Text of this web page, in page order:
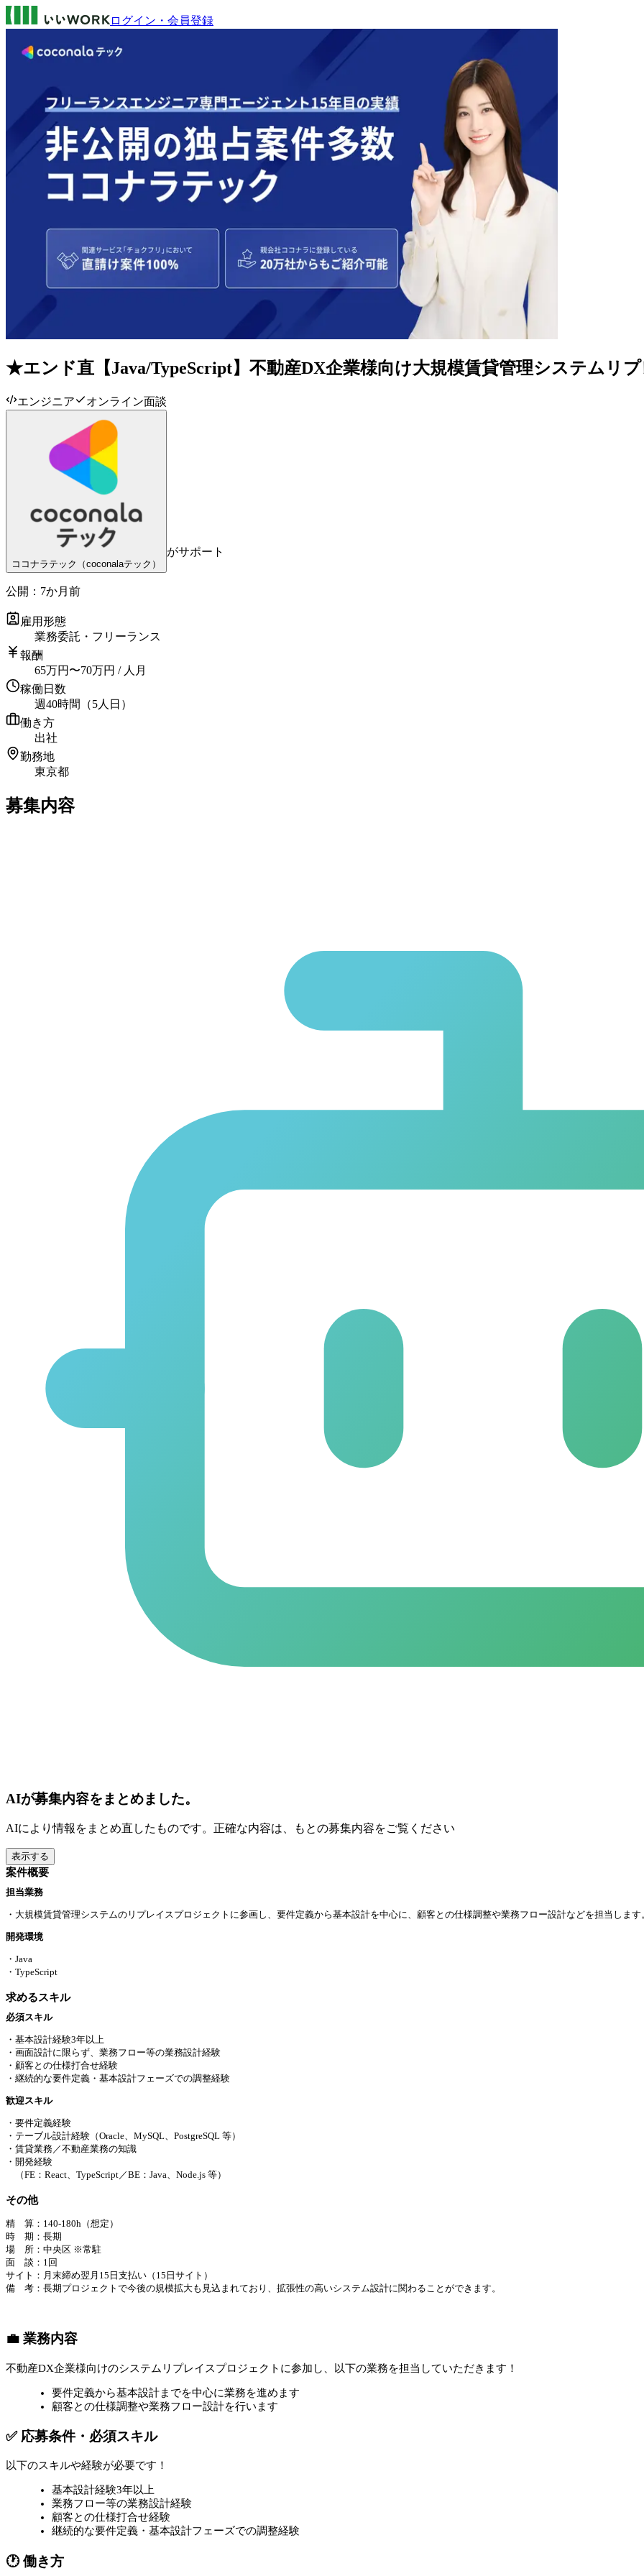
ログイン・会員登録
★エンド直【Java/TypeScript】不動産DX企業様向け大規模賃貸管理システムリ
エンジニア オンライン面談
ココナラテック（coconalaテック）
がサポート
公開： 7か月前
雇用形態
業務委託・フリーランス
報酬
65万円 〜70万円 / 人月
稼働日数
週40時間（5人日）
働き方
出社
勤務地
東京都
募集内容
AIが募集内容をまとめました。
AIにより情報をまとめ直したものです。正確な内容は、もとの募集内容をご覧ください
表示する
案件概要
担当業務
・大規模賃貸管理システムのリプレイスプロジェクトに参画し、要件定義から基本設計を中心に、顧客との仕様調整や業務フロー設計などを担当します
開発環境
・Java
・TypeScript
求めるスキル
必須スキル
・基本設計経験3年以上
・画面設計に限らず、業務フロー等の業務設計経験
・顧客との仕様打合せ経験
・継続的な要件定義・基本設計フェーズでの調整経験
歓迎スキル
・要件定義経験
・テーブル設計経験（Oracle、MySQL、PostgreSQL 等）
・賃貸業務／不動産業務の知識
・開発経験
（FE：React、TypeScript／BE：Java、Node.js 等）
その他
精 算：140-180h（想定）
時 期：長期
場 所：中央区 ※常駐
面 談：1回
サイト：月末締め翌月15日支払い（15日サイト）
備 考：長期プロジェクトで今後の規模拡大も見込まれており、拡張性の高いシステム設計に関わることができます。
💼 業務内容
不動産DX企業様向けのシステムリプレイスプロジェクトに参加し、以下の業務を担当していただきます！
要件定義から基本設計までを中心に業務を進めます
顧客との仕様調整や業務フロー設計を行います
✅ 応募条件・必須スキル
以下のスキルや経験が必要です！
基本設計経験3年以上
業務フロー等の業務設計経験
顧客との仕様打合せ経験
継続的な要件定義・基本設計フェーズでの調整経験
🕐 働き方